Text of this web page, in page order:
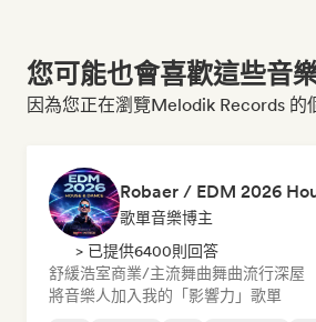
您可能也會喜歡這些音
因為您正在瀏覽Melodik Records 的
歌單音樂博主
> 已提供6400則回答
舒緩浩室商業/主流舞曲舞曲流行深屋
將音樂人加入我的「影響力」歌單